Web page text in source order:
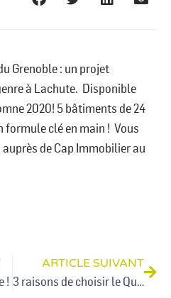
Grenoble : un projet
à Lachute. Disponible
2020! 5 bâtiments de 24
clé en main ! Vous
de Cap Immobilier au
!
ARTICLE SUIVANT
3 raisons de choisir le Quartier Hämo à St-Jérôme